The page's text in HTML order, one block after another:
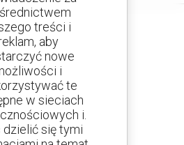
swoje alerty
o sprzęcie używanym
treści i
aby
nowe
i
te
w sieciach
i.
dzielić się tymi